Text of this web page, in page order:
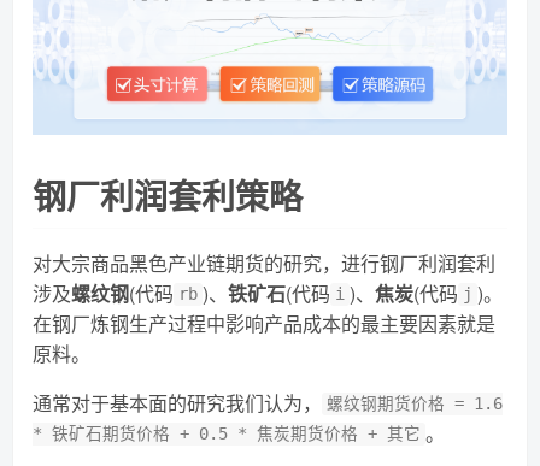
钢厂利润套利策略
对大宗商品黑色产业链期货的研究，进行钢厂利润套利
涉及螺纹钢(代码 rb )、铁矿石(代码 i )、焦炭(代码 j )。
在钢厂炼钢生产过程中影响产品成本的最主要因素就是
原料。
通常对于基本面的研究我们认为，
螺纹钢期货价格 = 1.6
* 铁矿石期货价格 + 0.5 * 焦炭期货价格 + 其它 。